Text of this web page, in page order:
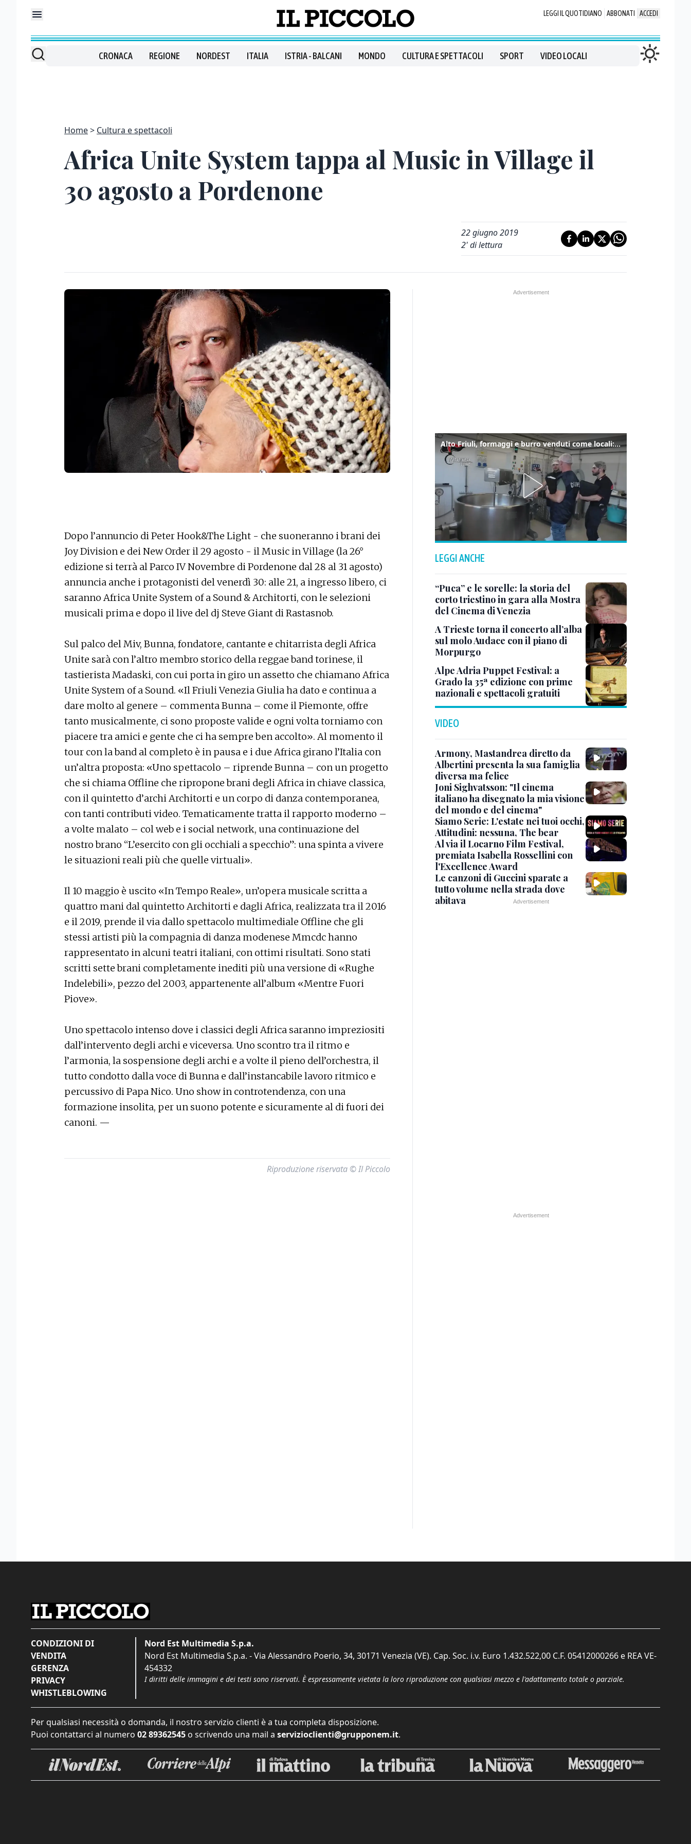
LEGGI IL QUOTIDIANO ABBONATI ACCEDI
CRONACA REGIONE NORDEST ITALIA ISTRIA - BALCANI MONDO CULTURA E SPETTACOLI SPORT VIDEO LOCALI
Home Cultura e spettacoli
Africa Unite System tappa al Music in Village il
30 agosto a Pordenone
22 giugno 2019
2' di lettura
Dopo l’annuncio di Peter Hook&The Light - che suoneranno i brani dei
Joy Division e dei New Order il 29 agosto - il Music in Village (la 26°
edizione si terrà al Parco IV Novembre di Pordenone dal 28 al 31 agosto)
annuncia anche i protagonisti del venerdì 30: alle 21, a ingresso libero, ci
saranno Africa Unite System of a Sound & Architorti, con le selezioni
musicali prima e dopo il live del dj Steve Giant di Rastasnob.
Sul palco del Miv, Bunna, fondatore, cantante e chitarrista degli Africa
Unite sarà con l’altro membro storico della reggae band torinese, il
tastierista Madaski, con cui porta in giro un assetto che chiamano Africa
Unite System of a Sound. «Il Friuli Venezia Giulia ha dato e continua a
dare molto al genere – commenta Bunna – come il Piemonte, offre
tanto musicalmente, ci sono proposte valide e ogni volta torniamo con
piacere tra amici e gente che ci ha sempre ben accolto». Al momento il
tour con la band al completo è in pausa e i due Africa girano l’Italia con
un’altra proposta: «Uno spettacolo – riprende Bunna – con un progetto
che si chiama Offline che ripropone brani degli Africa in chiave classica,
con il quintetto d’archi Architorti e un corpo di danza contemporanea,
con tanti contributi video. Tematicamente tratta il rapporto moderno –
a volte malato – col web e i social network, una continuazione del
nostro brano “L’esercito con gli occhiali a specchio”: una spinta a vivere
le situazioni reali più che quelle virtuali».
Il 10 maggio è uscito «In Tempo Reale», un’opera musicale scritta a
quattro mani dal quintetto Architorti e dagli Africa, realizzata tra il 2016
e il 2019, prende il via dallo spettacolo multimediale Offline che gli
stessi artisti più la compagnia di danza modenese Mmcdc hanno
rappresentato in alcuni teatri italiani, con ottimi risultati. Sono stati
scritti sette brani completamente inediti più una versione di «Rughe
Indelebili», pezzo del 2003, appartenente all’album «Mentre Fuori
Piove».
Uno spettacolo intenso dove i classici degli Africa saranno impreziositi
dall’intervento degli archi e viceversa. Uno scontro tra il ritmo e
l’armonia, la sospensione degli archi e a volte il pieno dell’orchestra, il
tutto condotto dalla voce di Bunna e dall’instancabile lavoro ritmico e
percussivo di Papa Nico. Uno show in controtendenza, con una
formazione insolita, per un suono potente e sicuramente al di fuori dei
canoni. —
Riproduzione riservata © Il Piccolo
Alto Friuli, formaggi e burro venduti come locali: nei prodotti latte da fuori regione e dall’estero
LEGGI ANCHE
“Puca” e le sorelle: la storia del
corto triestino in gara alla Mostra
del Cinema di Venezia
A Trieste torna il concerto all’alba
sul molo Audace con il piano di
Morpurgo
Alpe Adria Puppet Festival: a
Grado la 35ª edizione con prime
nazionali e spettacoli gratuiti
VIDEO
Armony, Mastandrea diretto da
Albertini presenta la sua famiglia
diversa ma felice
Joni Sighvatsson: "Il cinema
italiano ha disegnato la mia visione
del mondo e del cinema"
Siamo Serie: L'estate nei tuoi occhi,
Attitudini: nessuna, The bear
Al via il Locarno Film Festival,
premiata Isabella Rossellini con
l'Excellence Award
Le canzoni di Guccini sparate a
tutto volume nella strada dove
abitava
CONDIZIONI DI
VENDITA
GERENZA
PRIVACY
WHISTLEBLOWING
Nord Est Multimedia S.p.a.
Nord Est Multimedia S.p.a. - Via Alessandro Poerio, 34, 30171 Venezia (VE). Cap. Soc. i.v. Euro 1.432.522,00 C.F. 05412000266 e REA VE-
454332
I diritti delle immagini e dei testi sono riservati. È espressamente vietata la loro riproduzione con qualsiasi mezzo e l'adattamento totale o parziale.
Per qualsiasi necessità o domanda, il nostro servizio clienti è a tua completa disposizione.
Puoi contattarci al numero 02 89362545 o scrivendo una mail a servizioclienti@grupponem.it.